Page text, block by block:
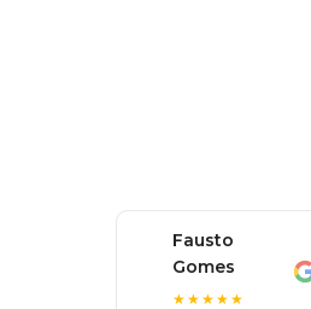
Fausto
Gomes
★★★★★